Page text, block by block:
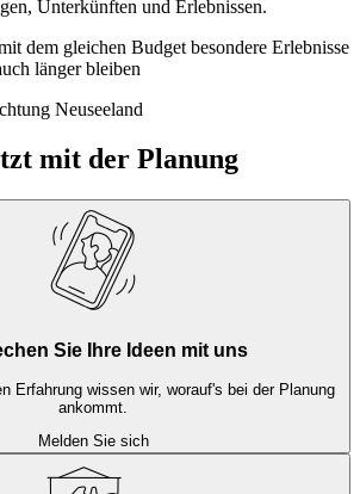
Unterkünften und Erlebnissen.
dem gleichen Budget besondere Erlebnisse
länger bleiben
Neuseeland
mit der Planung
Sie Ihre Ideen mit uns
Erfahrung wissen wir, worauf's bei der Planung
ankommt.
Melden Sie sich